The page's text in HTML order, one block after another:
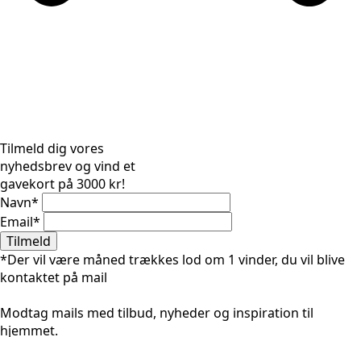
Tilmeld dig vores
nyhedsbrev og vind et
gavekort på 3000 kr!
Navn*
Email*
Tilmeld
*Der vil være måned trækkes lod om 1 vinder, du vil blive
kontaktet på mail
Modtag mails med tilbud, nyheder og inspiration til
hjemmet.